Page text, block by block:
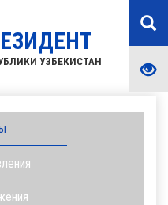
УЗБЕКИСТАН